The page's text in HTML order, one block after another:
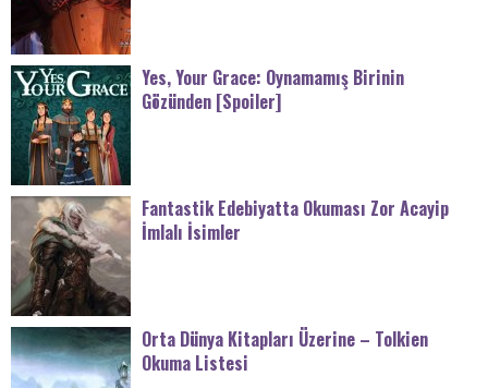
Yes, Your Grace: Oynamamış Birinin
Gözünden [Spoiler]
Fantastik Edebiyatta Okuması Zor Acayip
İmlalı İsimler
Orta Dünya Kitapları Üzerine – Tolkien
Okuma Listesi